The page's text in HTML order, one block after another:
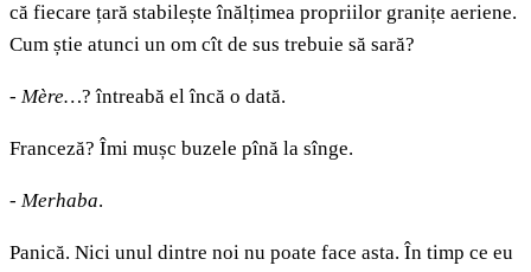
că fiecare țară stabilește înălțimea propriilor granițe aeriene.
Cum știe atunci un om cît de sus trebuie să sară?
- Mère…? întreabă el încă o dată.
Franceză? Îmi mușc buzele pînă la sînge.
- Merhaba.
Panică. Nici unul dintre noi nu poate face asta. În timp ce eu